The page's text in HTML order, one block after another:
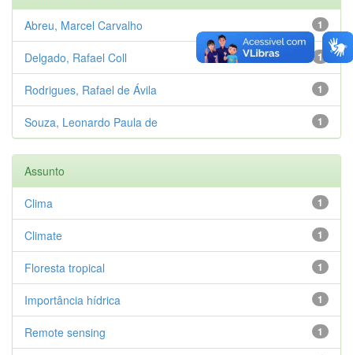
1
Abreu, Marcel Carvalho
1
Delgado, Rafael Coll
1
Rodrigues, Rafael de Ávila
1
Souza, Leonardo Paula de
Assunto
1
Clima
1
Climate
1
Floresta tropical
1
Importância hídrica
1
Remote sensing